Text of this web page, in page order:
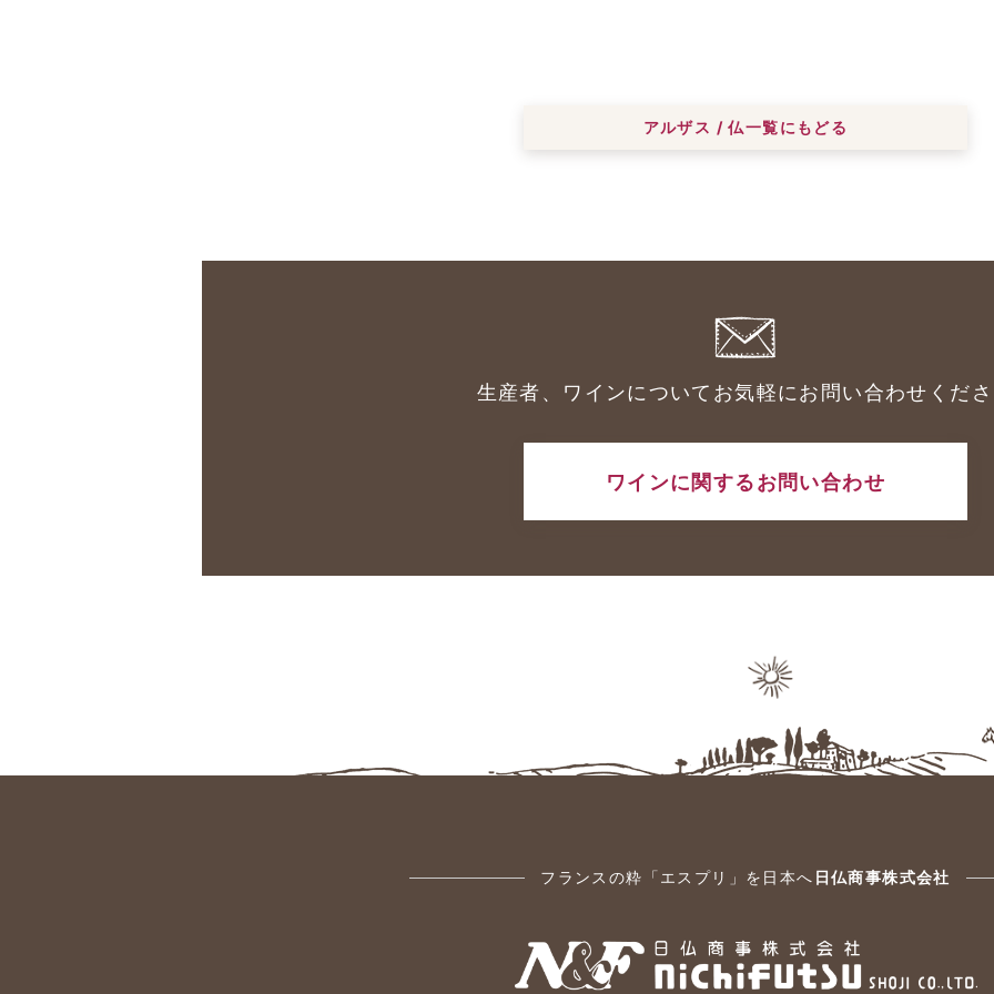
アルザス / 仏一覧にもどる
生産者、ワインについてお気軽にお問い合わせくだ
ワインに関するお問い合わせ
フランスの粋「エスプリ」を日本へ 日仏商事株式会社